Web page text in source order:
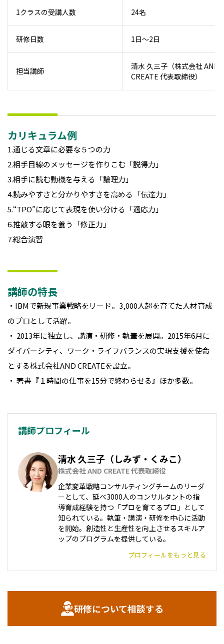
1クラスの受講人数 24名
研修日数 1日～2日
担当講師
清水 久三子（株式会社 AND
CREATE 代表取締役）
カリキュラム例
1.通じる文章に必要な５つの力
2.相手目線のメッセージを作りこむ「説得力」
3.相手に読む動機を与える「論理力」
4.読みやすさと分かりやすさを高める「伝達力」
5.“TPO”に応じて表現を使い分ける「適応力」
6.推敲する眼を養う「修正力」
7.総合演習
講師の特長
・IBMで新規事業戦略をリード。3,000人超を育てた人材育成
のプロとして活躍。
・ 2013年に独立し、講演・研修・執筆を展開。2015年6月に
ダイバーシティ、ワーク・ライフバランスの実現支援を使命
とする株式会社AND CREATEを設立。
・ 著書『１時間の仕事を15分で終わらせる』ほか多数。
講師プロフィール
清水 久三子（しみず・くみこ）
株式会社 AND CREATE 代表取締役
企業変革戦略コンサルティングチームのリーダ
ーとして、延べ3000人のコンサルタントの指
導育成経験を持つ「プロを育てるプロ」として
知られている。執筆・講演・研修を中心に活動
を開始。創造性と生産性を向上させるスキルア
ップのプログラムを提供している。
プロフィールをもっと見る
研修について相談する